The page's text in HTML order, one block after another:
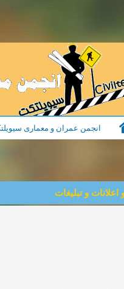
انجمن عمران و معماری
اعلانات و تبلیغات